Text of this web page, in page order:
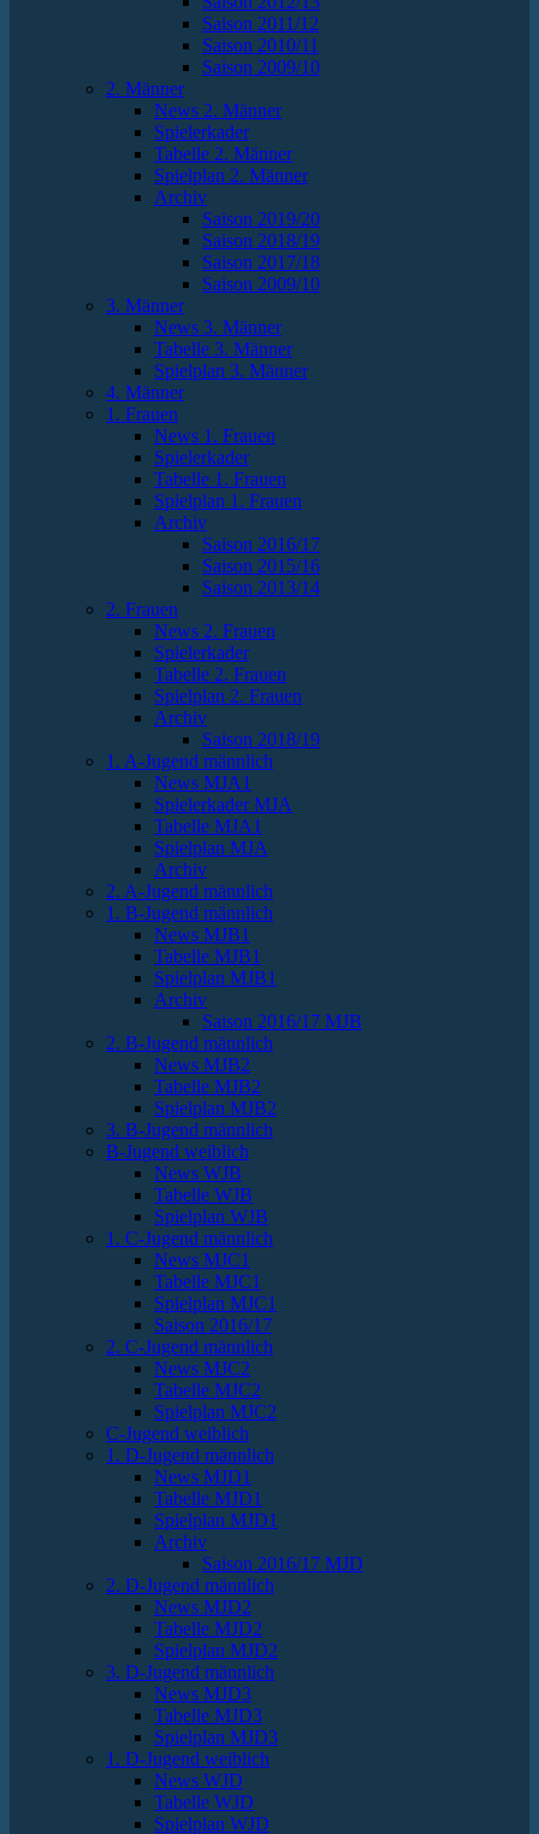
Saison 2011/12
Saison 2010/11
Saison 2009/10
2. Männer
News 2. Männer
Spielerkader
Tabelle 2. Männer
Spielplan 2. Männer
Archiv
Saison 2019/20
Saison 2018/19
Saison 2017/18
Saison 2009/10
3. Männer
News 3. Männer
Tabelle 3. Männer
Spielplan 3. Männer
4. Männer
1. Frauen
News 1. Frauen
Spielerkader
Tabelle 1. Frauen
Spielplan 1. Frauen
Archiv
Saison 2016/17
Saison 2015/16
Saison 2013/14
2. Frauen
News 2. Frauen
Spielerkader
Tabelle 2. Frauen
Spielplan 2. Frauen
Archiv
Saison 2018/19
1. A-Jugend männlich
News MJA1
Spielerkader MJA
Tabelle MJA1
Spielplan MJA
Archiv
2. A-Jugend männlich
1. B-Jugend männlich
News MJB1
Tabelle MJB1
Spielplan MJB1
Archiv
Saison 2016/17 MJB
2. B-Jugend männlich
News MJB2
Tabelle MJB2
Spielplan MJB2
3. B-Jugend männlich
B-Jugend weiblich
News WJB
Tabelle WJB
Spielplan WJB
1. C-Jugend männlich
News MJC1
Tabelle MJC1
Spielplan MJC1
Saison 2016/17
2. C-Jugend männlich
News MJC2
Tabelle MJC2
Spielplan MJC2
C-Jugend weiblich
1. D-Jugend männlich
News MJD1
Tabelle MJD1
Spielplan MJD1
Archiv
Saison 2016/17 MJD
2. D-Jugend männlich
News MJD2
Tabelle MJD2
Spielplan MJD2
3. D-Jugend männlich
News MJD3
Tabelle MJD3
Spielplan MJD3
1. D-Jugend weiblich
News WJD
Tabelle WJD
Spielplan WJD